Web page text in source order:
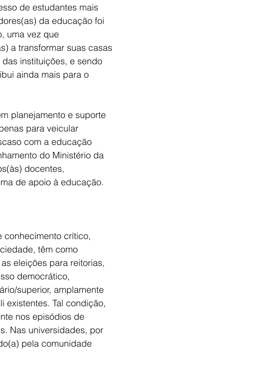
de estudantes mais
da educação foi
uma vez que
a transformar suas casas
instituições, e sendo
ainda mais para o
planejamento e suporte
para veicular
com a educação
do Ministério da
docentes,
de apoio à educação.
conhecimento crítico,
têm como
eleições para reitorias,
democrático,
superior, amplamente
existentes. Tal condição,
nos episódios de
Nas universidades, por
pela comunidade